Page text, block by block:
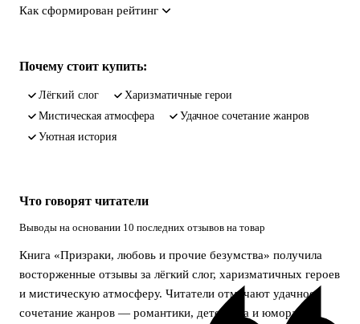
Как сформирован рейтинг
Почему стоит купить:
лёгкий слог
харизматичные герои
мистическая атмосфера
удачное сочетание жанров
уютная история
Что говорят читатели
Выводы на основании 10 последних отзывов на товар
Книга «Призраки, любовь и прочие безумства» получила
восторженные отзывы за лёгкий слог, харизматичных героев
и мистическую атмосферу. Читатели отмечают удачное
сочетание жанров — романтики, детектива и юмора.